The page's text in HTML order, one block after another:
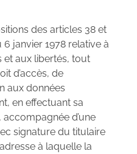
des articles 38 et
janvier 1978 relative à
et aux libertés, tout
d’accès, de
aux données
en effectuant sa
d’une
signature du titulaire
à laquelle la